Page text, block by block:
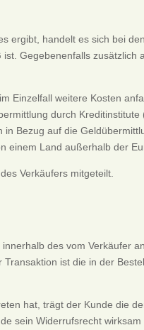
ergibt, handelt es sich bei
Gegebenenfalls
Einzelfall weitere Kosten
durch
Bezug auf die
Land außerhalb der
Verkäufers mitgeteilt.
des vom Verkäufer
ist die in der
hat, trägt der Kunde die
sein Widerrufsrecht